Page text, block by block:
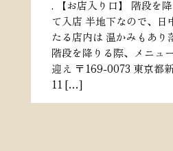
. 【お店入り口】 階段を
て入店 半地下なので、日
たる店内は 温かみもあり
階段を降りる際、メニュ
迎え 〒169-0073 東京都
11 […]